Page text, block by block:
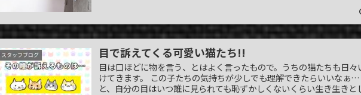
スタッフブログ 目で訴えてくる可愛い猫たち!!
目は口ほどに物を言う、とはよく言ったもので。うちの猫たちも日
けてきます。 この子たちの気持ちが少しでも理解できたらいいなぁ
と、自分の目はいつ誰に見られても恥ずかしくないくらい生き生きと